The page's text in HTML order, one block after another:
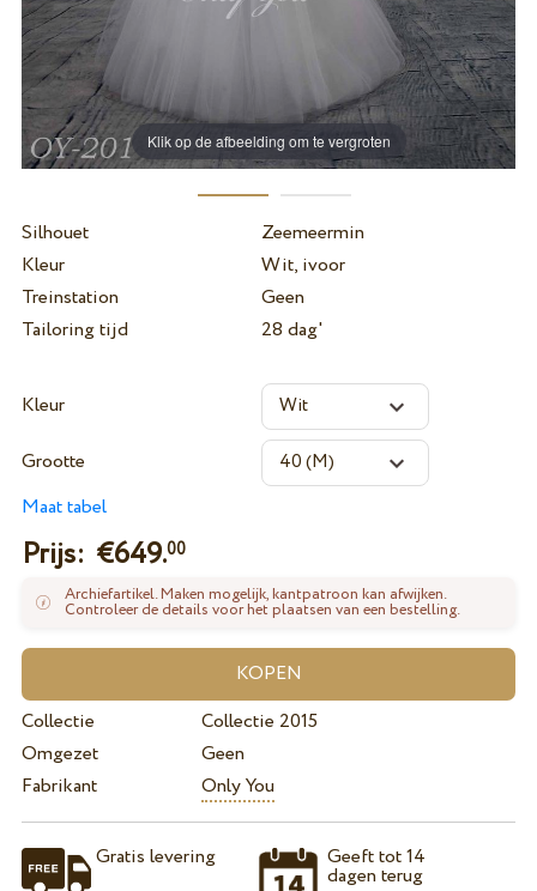
Klik op de afbeelding om te vergroten
Silhouet
Zeemeermin
Kleur
Wit, ivoor
Treinstation
Geen
Tailoring tijd
28 dag'
Kleur
Grootte
Maat tabel
Prijs: €649.00
Archiefartikel. Maken mogelijk, kantpatroon kan afwijken.
Controleer de details voor het plaatsen van een bestelling.
Collectie
Collectie 2015
Omgezet
Geen
Fabrikant
Only You
Gratis levering Geeft tot 14
dagen terug